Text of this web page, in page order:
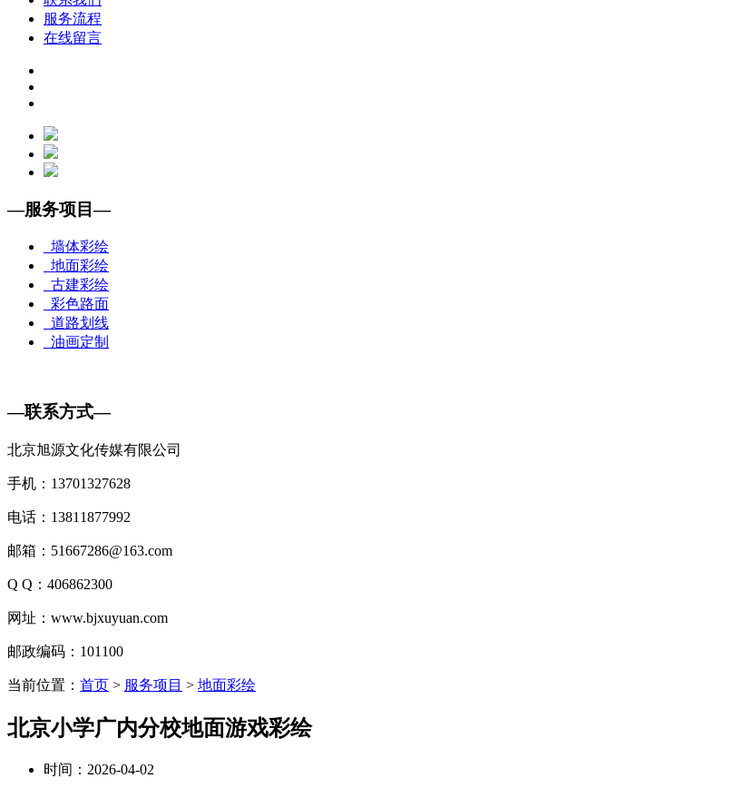
服务流程
在线留言
—服务项目—
墙体彩绘
地面彩绘
古建彩绘
彩色路面
道路划线
油画定制
—联系方式—
北京旭源文化传媒有限公司
手机：13701327628
电话：13811877992
邮箱：51667286@163.com
Q Q：406862300
网址：www.bjxuyuan.com
邮政编码：101100
当前位置： 首页 > 服务项目 > 地面彩绘
北京小学广内分校地面游戏彩绘
时间：2026-04-02